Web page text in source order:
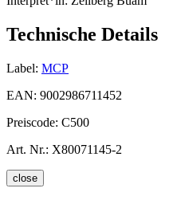
Technische Details
Label: MCP
EAN: 9002986711452
Preiscode: C500
Art. Nr.: X80071145-2
close